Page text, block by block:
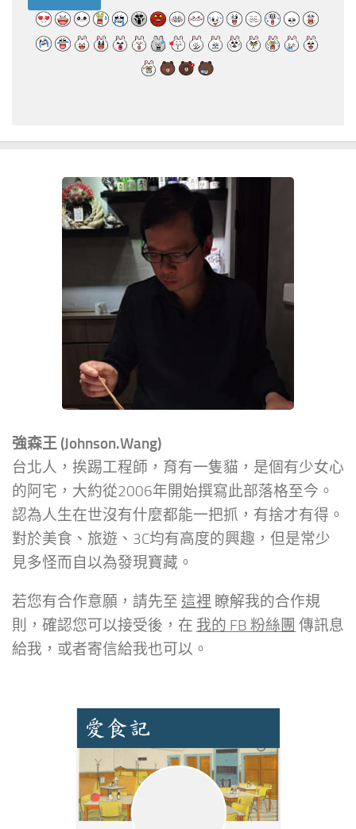
強森王 (Johnson.Wang)
台北人，挨踢工程師，育有一隻貓，是個有少女心
的阿宅，大約從2006年開始撰寫此部落格至今。
認為人生在世沒有什麼都能一把抓，有捨才有得。
對於美食、旅遊、3C均有高度的興趣，但是常少
見多怪而自以為發現寶藏。
若您有合作意願，請先至 這裡 瞭解我的合作規
則，確認您可以接受後，在 我的 FB 粉絲團 傳訊息
給我，或者寄信給我也可以。